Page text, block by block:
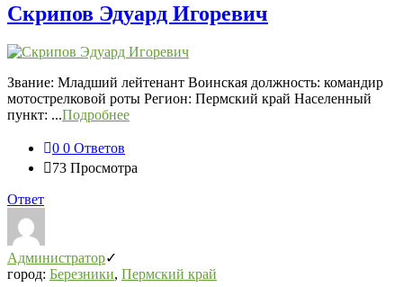
Скрипов Эдуард Игоревич
Звание: Младший лейтенант Воинская должность: командир
мотострелковой роты Регион: Пермский край Населенный
пункт: ...Подробнее
0 0 Ответов
73 Просмотра
Ответ
Администратор
город: Березники, Пермский край